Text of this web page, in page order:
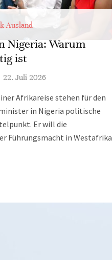
Ausland
Nigeria: Warum
ist
22. Juli 2026
Afrikareise stehen für den
in Nigeria politische
Er will die
Führungsmacht in Westafrika